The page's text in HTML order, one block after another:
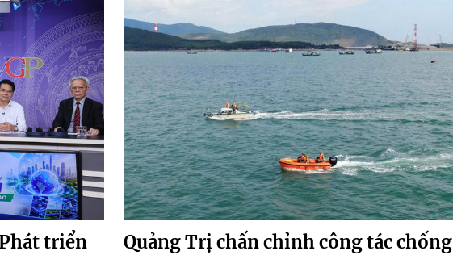
triển
Quảng Trị chấn chỉnh công tác chống